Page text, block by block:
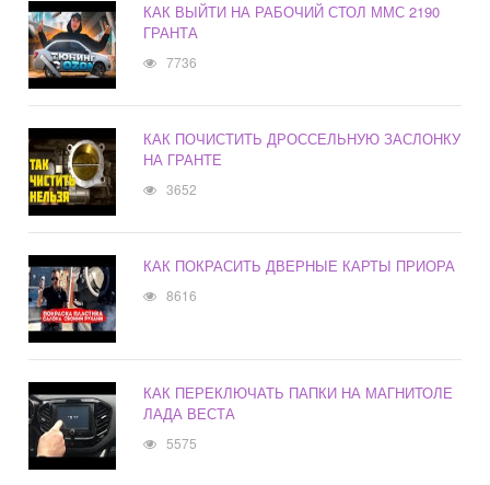
КАК ВЫЙТИ НА РАБОЧИЙ СТОЛ ММС 2190
ГРАНТА
7736
КАК ПОЧИСТИТЬ ДРОССЕЛЬНУЮ ЗАСЛОНКУ
НА ГРАНТЕ
3652
КАК ПОКРАСИТЬ ДВЕРНЫЕ КАРТЫ ПРИОРА
8616
КАК ПЕРЕКЛЮЧАТЬ ПАПКИ НА МАГНИТОЛЕ
ЛАДА ВЕСТА
5575